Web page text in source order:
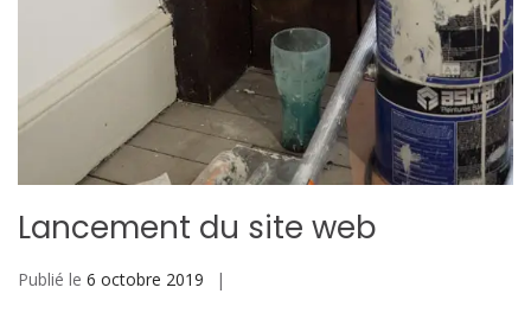
Lancement du site web
Publié le 6 octobre 2019